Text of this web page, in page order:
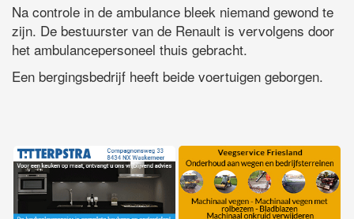
Na controle in de ambulance bleek niemand gewond te
zijn. De bestuurster van de Renault is vervolgens door
het ambulancepersoneel thuis gebracht.
Een bergingsbedrijf heeft beide voertuigen geborgen.